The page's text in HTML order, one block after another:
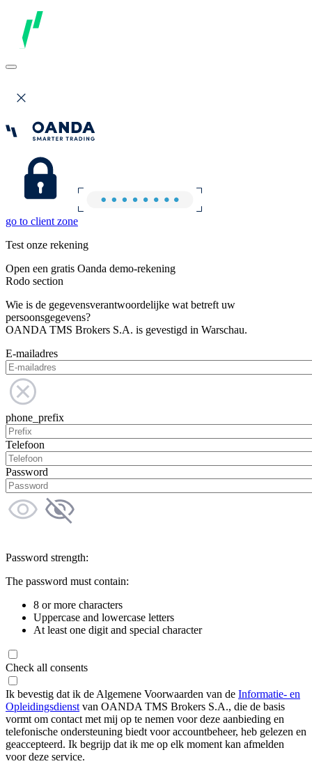
go to client zone
Test onze rekening
Open een gratis Oanda demo-rekening
Rodo section
Wie is de gegevensverantwoordelijke wat betreft uw
persoonsgegevens?
OANDA TMS Brokers S.A. is gevestigd in Warschau.
E-mailadres
phone_prefix
Telefoon
Password
Password strength:
The password must contain:
8 or more characters
Uppercase and lowercase letters
At least one digit and special character
Check all consents
Ik bevestig dat ik de Algemene Voorwaarden van de Informatie- en
Opleidingsdienst van OANDA TMS Brokers S.A., die de basis
vormt om contact met mij op te nemen voor deze aanbieding en
telefonische ondersteuning biedt voor accountbeheer, heb gelezen en
geaccepteerd. Ik begrijp dat ik me op elk moment kan afmelden
voor deze service.